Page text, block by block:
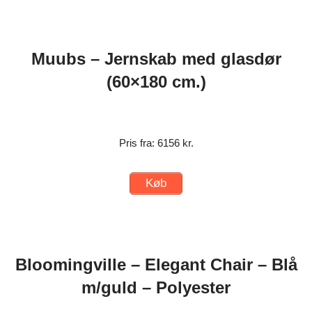
Muubs – Jernskab med glasdør
(60×180 cm.)
Pris fra: 6156 kr.
Køb
Bloomingville – Elegant Chair – Blå
m/guld – Polyester